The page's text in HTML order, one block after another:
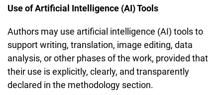
Use of Artificial Intelligence (AI) Tools
Authors may use artificial intelligence (AI) tools to
support writing, translation, image editing, data
analysis, or other phases of the work, provided that
their use is explicitly, clearly, and transparently
declared in the methodology section.